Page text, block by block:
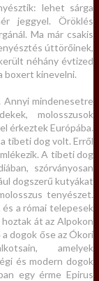
lehet sárga
jeggyel. Öröklés
Ma már csakis
úttörőinek,
néhány évtized
boxert kinevelni.
Annyi mindenesetre
molosszusok
érkeztek Európába.
tibeti dog volt. Erről
A tibeti dog
szórványosan
dogszerű kutyákat
tenyészet.
a római telepesek
át az Alpokon
dogok őse az Ókori
amelyek
és modern dogok
egy érme Epirus